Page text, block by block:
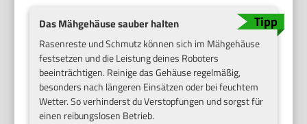
Das Mähgehäuse sauber halten
Rasenreste und Schmutz können sich im Mähgehäuse
festsetzen und die Leistung deines Roboters
beeinträchtigen. Reinige das Gehäuse regelmäßig,
besonders nach längeren Einsätzen oder bei feuchtem
Wetter. So verhinderst du Verstopfungen und sorgst für
einen reibungslosen Betrieb.